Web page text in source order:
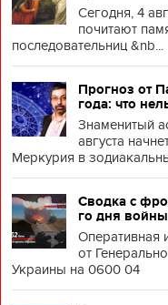
Сегодня, 4
почитают
последовательниц &nb...
Прогноз от
года: что
Знаменитый
августа
Меркурия в
Сводка с
го дня войны
Оперативная
от
Украины на 0600 04